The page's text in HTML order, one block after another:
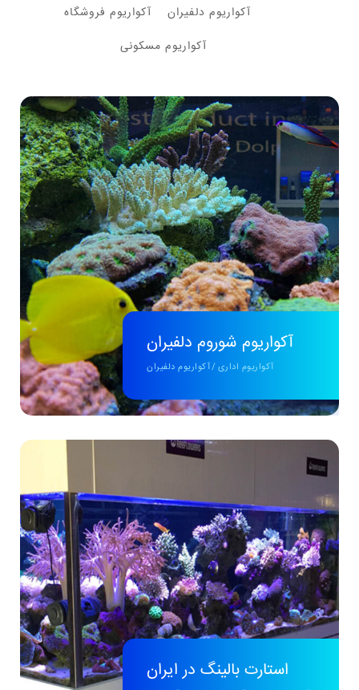
آکواریوم دلفیران
آکواریوم فروشگاه
آکواریوم مسکونی
آکواریوم شوروم دلفیران
آکواریوم اداری/آکواریوم دلفیران
استارت بالینگ در ایران